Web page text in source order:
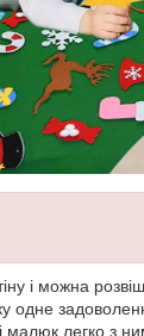
і можна
одне
малюк легко з